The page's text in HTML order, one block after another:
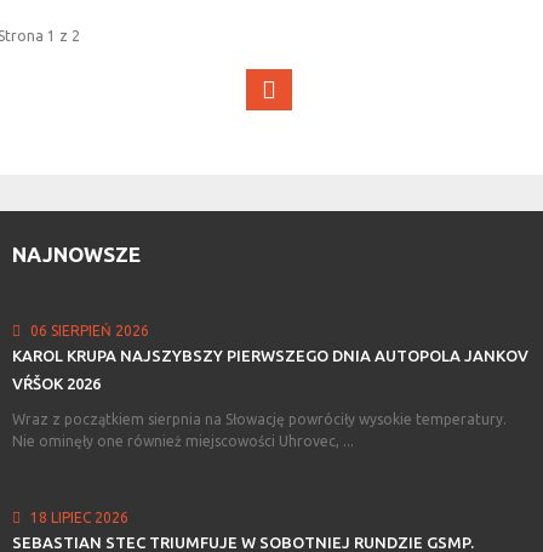
1 z 2
NAJNOWSZE
06 SIERPIEŃ 2026
KAROL KRUPA NAJSZYBSZY PIERWSZEGO DNIA AUTOPOLA JANKOV
VŔŠOK 2026
Wraz z początkiem sierpnia na Słowację powróciły wysokie temperatury.
Nie ominęły one również miejscowości Uhrovec, ...
18 LIPIEC 2026
SEBASTIAN STEC TRIUMFUJE W SOBOTNIEJ RUNDZIE GSMP.